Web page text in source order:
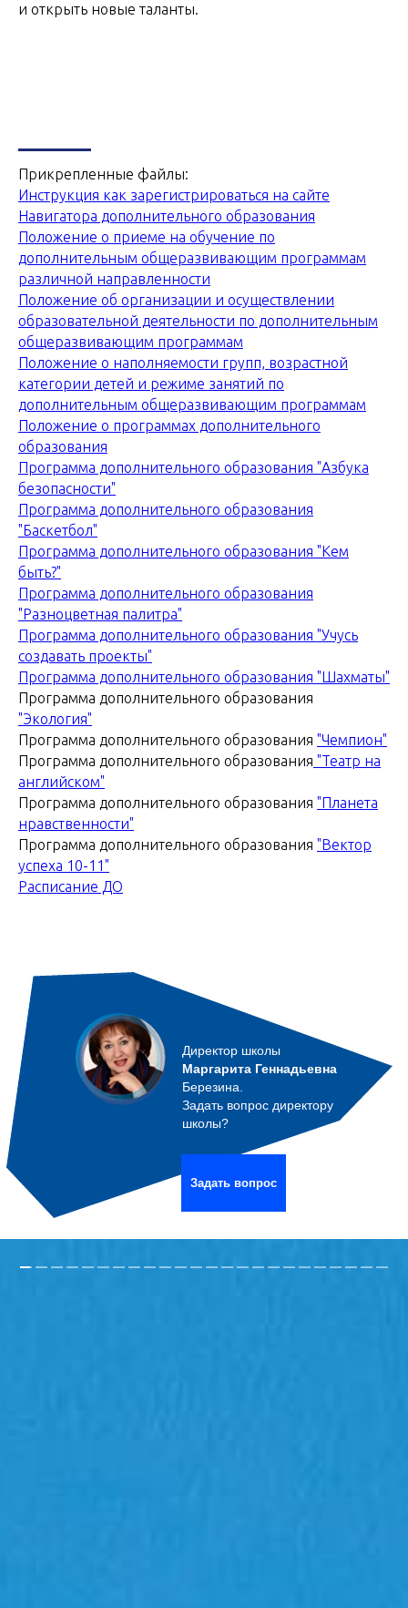
и открыть новые таланты.
Прикрепленные файлы:
Инструкция как зарегистрироваться на сайте
Навигатора дополнительного образования
Положение о приеме на обучение по
дополнительным общеразвивающим программам
различной направленности
Положение об организации и осуществлении
образовательной деятельности по дополнительным
общеразвивающим программам
Положение о наполняемости групп, возрастной
категории детей и режиме занятий по
дополнительным общеразвивающим программам
Положение о программах дополнительного
образования
Программа дополнительного образования "Азбука
безопасности"
Программа дополнительного образования
"Баскетбол"
Программа дополнительного образования "Кем
быть?"
Программа дополнительного образования
"Разноцветная палитра"
Программа дополнительного образования "Учусь
создавать проекты"
Программа дополнительного образования "Шахматы"
Программа дополнительного образования
"Экология"
Программа дополнительного образования "Чемпион"
Программа дополнительного образования "Театр на
английском"
Программа дополнительного образования "Планета
нравственности"
Программа дополнительного образования "Вектор
успеха 10-11"
Расписание ДО
Задать вопрос
Директор школы
Маргарита Геннадьевна
Березина.
Задать вопрос директору
школы?